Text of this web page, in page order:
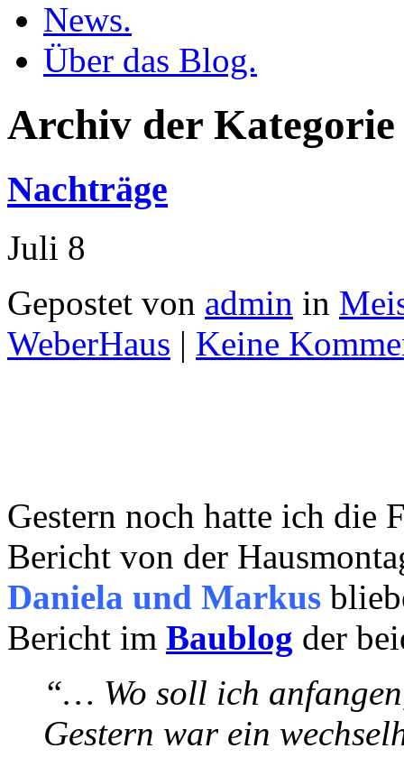
News.
Über das Blog.
Archiv der
Nachträge
Juli 8
Gepostet von admin in
WeberHaus | Keine
Gestern noch hatte ich die
Bericht von der
Daniela und Markus
Bericht im Baublog der
“… Wo soll ich
Gestern war ein